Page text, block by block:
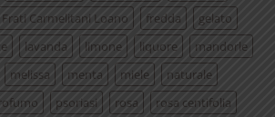
Frati Carmelitani Loano fredda
gelato
lavanda limone liquore
mandorle
melissa menta miele
naturale
psoriasi rosa
rosa centifolia